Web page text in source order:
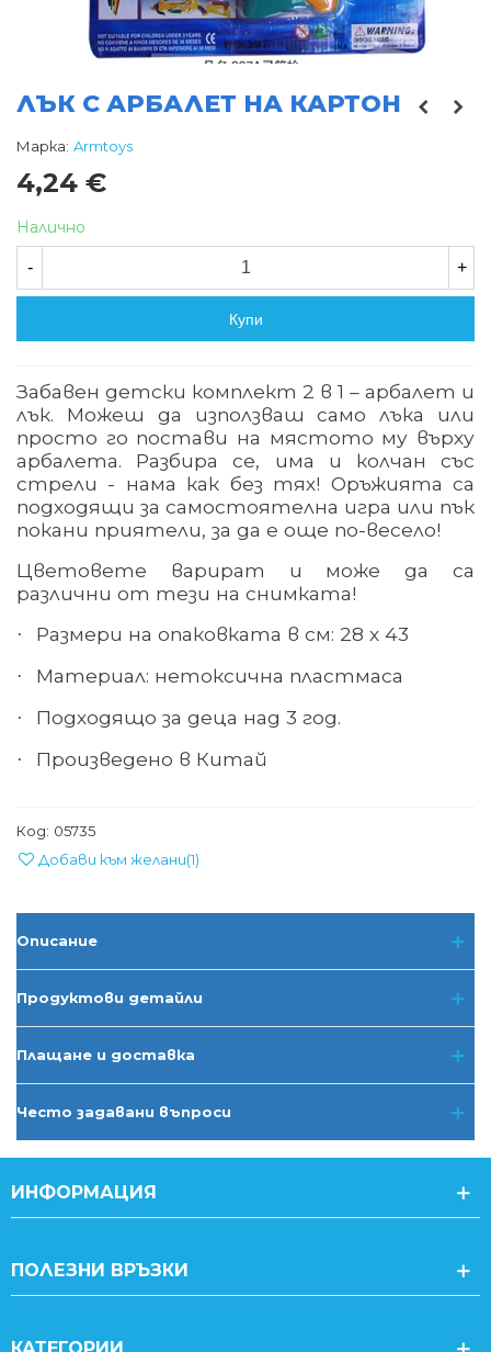
ЛЪК С АРБАЛЕТ НА КАРТОН
Марка: Armtoys
4,24 €
Налично
- +
Купи
Забавен детски комплект 2 в 1 – арбалет и
лък. Можеш да използваш само лъка или
просто го постави на мястото му върху
арбалета. Разбира се, има и колчан със
стрели - нама как без тях! Оръжията са
подходящи за самостоятелна игра или пък
покани приятели, за да е още по-весело!
Цветовете варират и може да са
различни от тези на снимката!
· Размери на опаковката в см: 28 х 43
· Материал: нетоксична пластмаса
· Подходящо за деца над 3 год.
· Произведено в Китай
Код: 05735
Добави към желани(1)
Описание
Продуктови детайли
Плащане и доставка
Често задавани въпроси
ИНФОРМАЦИЯ
ПОЛЕЗНИ ВРЪЗКИ